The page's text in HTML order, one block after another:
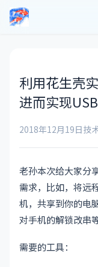
利用花生壳
进而实现
2018年12月19日技
老孙本次给大家分
需求，比如，将远
机，共享到你的电
对手机的解锁改串
需要的工具：